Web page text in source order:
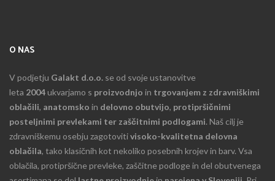
O NAS
V podjetju Galakt d.o.o. se od svoje ustanovitve
leta 2004ukvarjamo s proizvodnjo in trgovanjem z zdravniškimi
oblačili, anatomsko in delovno obutvijo, protipršičnimi
posteljnimi prevlekami ter zaščitnimi podlogami. Naš cilj je
zdravniškemu osebju zagotovitivisoko-kvalitetna delovna
oblačila, tako klasičnih kot nekoliko posebnih krojev in barv. Vsa
oblačila, protipršične prevleke, zaščitne podloge in del obutvenega